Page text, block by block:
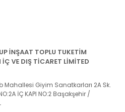
İNŞAAT TOPLU TUKETİM
İÇ VE DIŞ TİCARET LİMİTED
Mahallesi Giyim Sanatkarları 2A Sk.
İÇ KAPI NO:2 Başakşehir /